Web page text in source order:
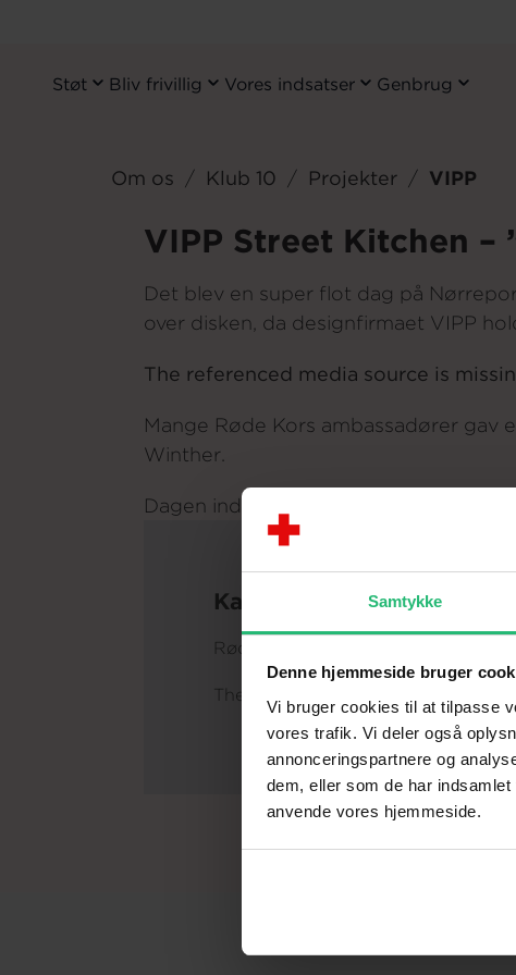
Samtykke
Denne hjemmeside bruger
Vi bruger cookies til at tilpasse
vores trafik. Vi deler også
annonceringspartnere og
dem, eller som de har
anvende vores hjemmeside.
Primary
Støt Bliv frivillig Vores indsatser Genbrug
Om os Klub 10 Projekter VIPP
VIPP Street Kitchen –
Det blev en super flot dag på
over disken, da designfirmaet VIPP
The referenced media source is
Mange Røde Kors ambassadører gav
Winther.
Dagen indbragte 56.000 kr. til Røde
Kasper og Jette Egelund
Røde Kors Klub 10 i 2014/2015, nu
The referenced media source is